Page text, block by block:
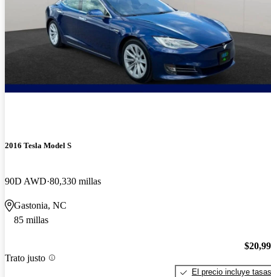
2016 Tesla Model S
90D AWD 80,330 millas
Gastonia, NC
85 millas
Trato justo
El precio incluye tasas